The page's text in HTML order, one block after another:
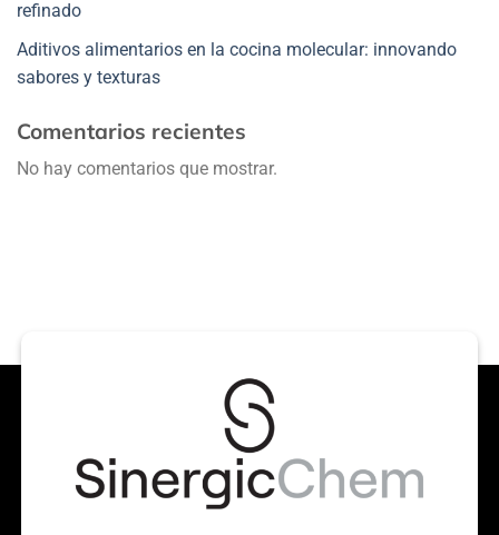
refinado
Aditivos alimentarios en la cocina molecular: innovando
sabores y texturas
Comentarios recientes
No hay comentarios que mostrar.